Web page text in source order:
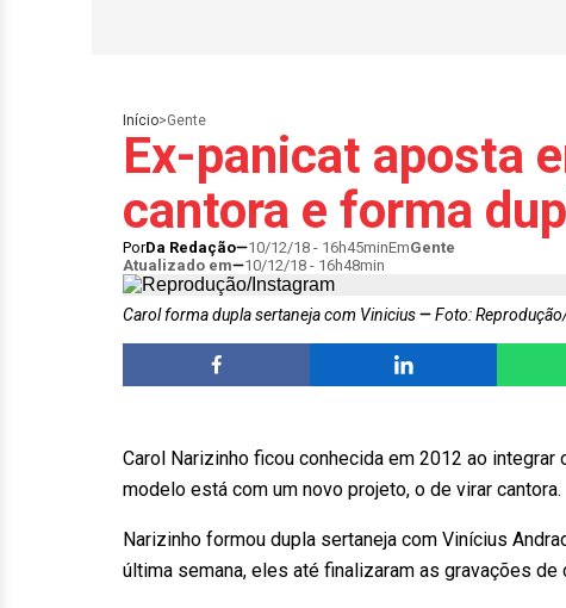
Início>Gente
Ex-panicat aposta
cantora e forma
PorDa Redação 10/12/18 - 16h45minEmGente
Atualizado em
10/12/18 - 16h48min
Carol forma dupla sertaneja com Vinicius Foto:
Carol Narizinho ficou conhecida em 2012 ao integrar
modelo está com um novo projeto, o de virar cantora.
Narizinho formou dupla sertaneja com Vinícius
última semana, eles até finalizaram as gravações de